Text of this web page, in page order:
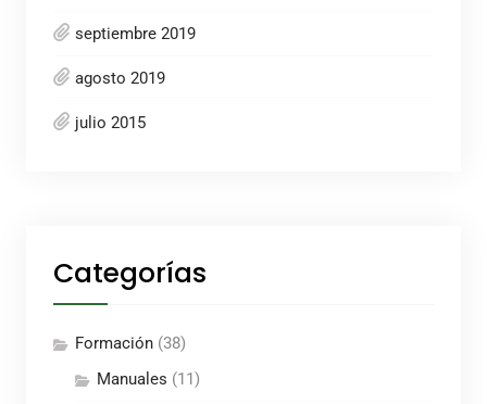
septiembre 2019
agosto 2019
julio 2015
Categorías
Formación(38)
Manuales (11)